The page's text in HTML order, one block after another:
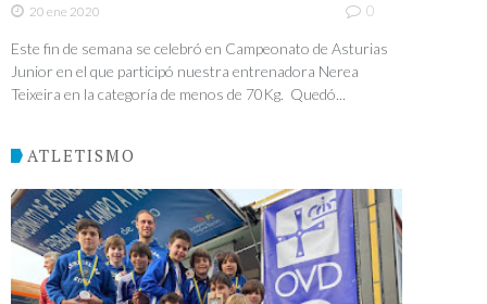
20 ene 2020 0
Este fin de semana se celebró en Campeonato de Asturias
Junior en el que participó nuestra entrenadora Nerea
Teixeira en la categoría de menos de 70Kg. Quedó...
ATLETISMO